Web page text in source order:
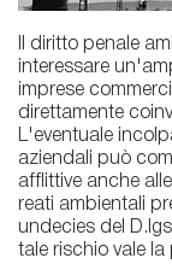
Il diritto penale
interessare
imprese
direttamente
L'eventuale
aziendali può
afflittive anche
reati ambientali
undecies del
tale rischio vale la